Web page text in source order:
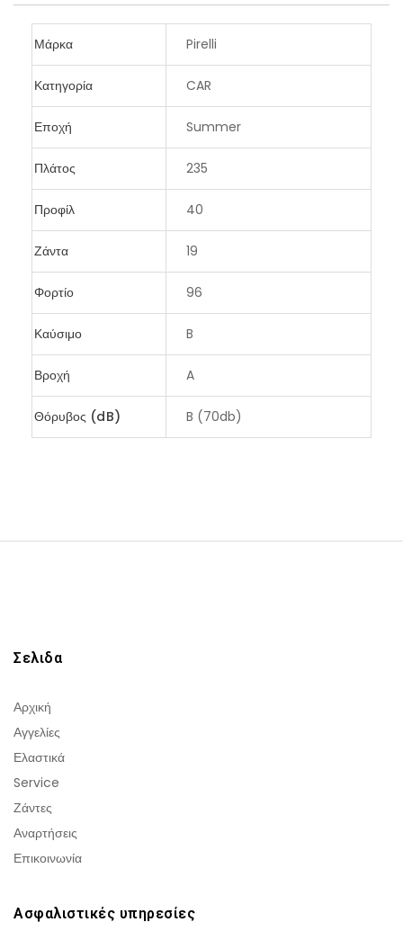
Μάρκα Pirelli
Κατηγορία CAR
Εποχή Summer
Πλάτος 235
Προφίλ 40
Ζάντα 19
Φορτίο 96
Καύσιμο B
Βροχή A
Θόρυβος (dB) B (70db)
Σελιδα
Αρχική
Αγγελίες
Ελαστικά
Service
Ζάντες
Αναρτήσεις
Επικοινωνία
Ασφαλιστικές υπηρεσίες